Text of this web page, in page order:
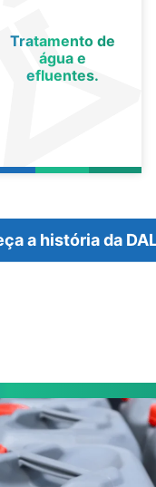
Tratamento de
água e
efluentes.
a história da